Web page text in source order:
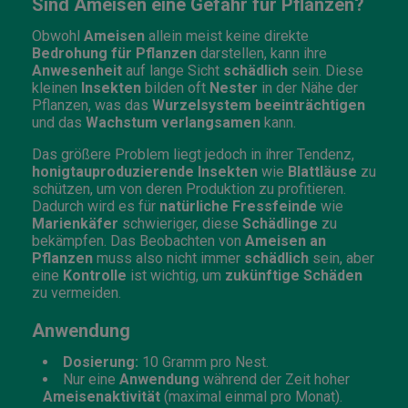
Obwohl Ameisen allein meist keine direkte
Bedrohung für Pflanzen darstellen, kann ihre
Anwesenheit auf lange Sicht schädlich sein. Diese
kleinen Insekten bilden oft Nester in der Nähe der
Pflanzen, was das Wurzelsystem beeinträchtigen
und das Wachstum verlangsamen kann.
Das größere Problem liegt jedoch in ihrer Tendenz,
honigtauproduzierende Insekten wie Blattläuse zu
schützen, um von deren Produktion zu profitieren.
Dadurch wird es für natürliche Fressfeinde wie
Marienkäfer schwieriger, diese Schädlinge zu
bekämpfen. Das Beobachten von Ameisen an
Pflanzen muss also nicht immer schädlich sein, aber
eine Kontrolle ist wichtig, um zukünftige Schäden
zu vermeiden.
Anwendung
Dosierung: 10 Gramm pro Nest.
Nur eine Anwendung während der Zeit hoher
Ameisenaktivität (maximal einmal pro Monat).